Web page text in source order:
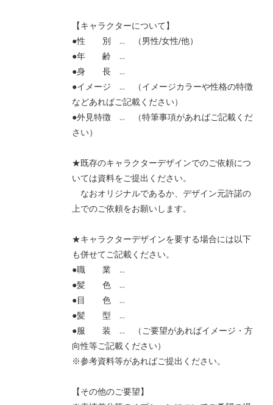
【キャラクターについて】
●性 別 … （男性/女性/他）
●年 齢 …
●身 長 …
●イメージ … （イメージカラーや性格の特徴
などあればご記載ください）
●外見特徴 … （特筆事項があればご記載くだ
さい）
★既存のキャラクターデザインでのご依頼につ
いては資料をご提出ください。
なおオリジナルであるか、デザイン元許諾の
上でのご依頼をお願いします。
★キャラクターデザインを要する場合には以下
も併せてご記載ください。
●職 業 …
●髪 色 …
●目 色 …
●髪 型 …
●服 装 … （ご要望があればイメージ・方
向性等ご記載ください）
※参考資料等があればご提出ください。
【その他のご要望】